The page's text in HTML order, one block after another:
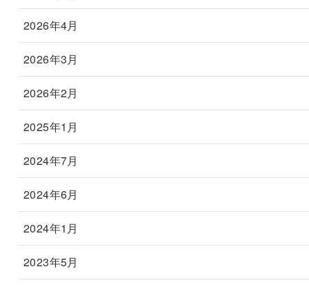
2026年4月
2026年3月
2026年2月
2025年1月
2024年7月
2024年6月
2024年1月
2023年5月